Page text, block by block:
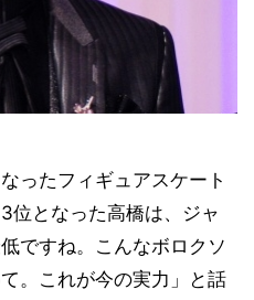
ったフィギュアスケート
位となった高橋は、ジャ
ですね。こんなボロクソ
。これが今の実力」と話